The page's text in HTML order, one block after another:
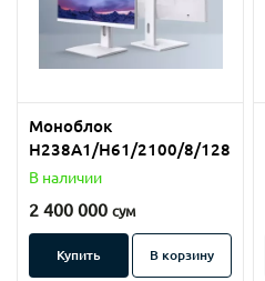
Моноблок
Н238A1/H61/2100/8/128
В наличии
2 400 000 сум
Купить В корзину